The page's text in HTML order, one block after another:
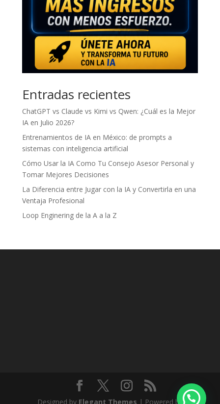
Entradas recientes
ChatGPT vs Claude vs Kimi vs Qwen: ¿Cuál es la Mejor
IA en Julio 2026?
Entrenamientos de IA en México: de prompts a
sistemas con inteligencia artificial
Cómo Usar la IA Como Tu Consejo Asesor Personal y
Tomar Mejores Decisiones
La Diferencia entre Jugar con la IA y Convertirla en una
Ventaja Profesional
Loop Enginering de la A a la Z
Designed by Elegant Themes | Powered by